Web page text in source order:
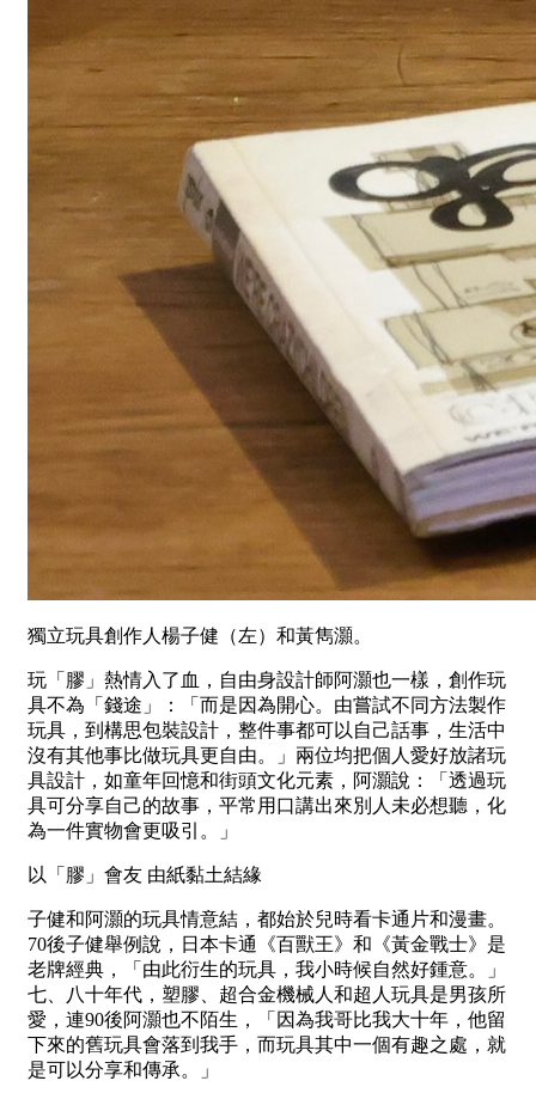
獨立玩具創作人楊子健（左）和黃雋灝。
玩「膠」熱情入了血，自由身設計師阿灝也一樣，創作玩
具不為「錢途」：「而是因為開心。由嘗試不同方法製作
玩具，到構思包裝設計，整件事都可以自己話事，生活中
沒有其他事比做玩具更自由。」兩位均把個人愛好放諸玩
具設計，如童年回憶和街頭文化元素，阿灝說：「透過玩
具可分享自己的故事，平常用口講出來別人未必想聽，化
為一件實物會更吸引。」
以「膠」會友 由紙黏土結緣
子健和阿灝的玩具情意結，都始於兒時看卡通片和漫畫。
70後子健舉例說，日本卡通《百獸王》和《黃金戰士》是
老牌經典，「由此衍生的玩具，我小時候自然好鍾意。」
七、八十年代，塑膠、超合金機械人和超人玩具是男孩所
愛，連90後阿灝也不陌生，「因為我哥比我大十年，他留
下來的舊玩具會落到我手，而玩具其中一個有趣之處，就
是可以分享和傳承。」